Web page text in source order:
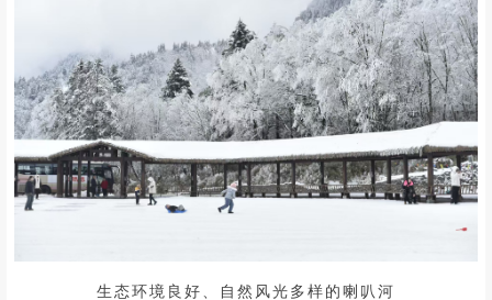
生态环境良好、自然风光多样的喇叭河